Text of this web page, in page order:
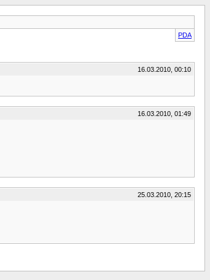
PDA
16.03.2010, 00:10
16.03.2010, 01:49
25.03.2010, 20:15